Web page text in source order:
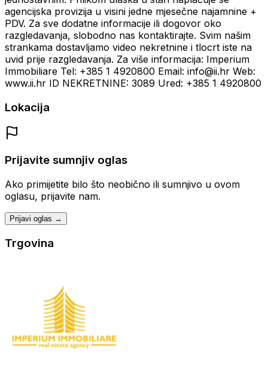
agencijska provizija u visini jedne mjesečne najamnine +
PDV. Za sve dodatne informacije ili dogovor oko
razgledavanja, slobodno nas kontaktirajte. Svim našim
strankama dostavljamo video nekretnine i tlocrt iste na
uvid prije razgledavanja. Za više informacija: Imperium
Immobiliare Tel: +385 1 4920800 Email: info@ii.hr Web:
www.ii.hr ID NEKRETNINE: 3089 Ured: +385 1 4920800
Lokacija
Prijavite sumnjiv oglas
Ako primijetite bilo što neobično ili sumnjivo u ovom
oglasu, prijavite nam.
Prijavi oglas →
Trgovina